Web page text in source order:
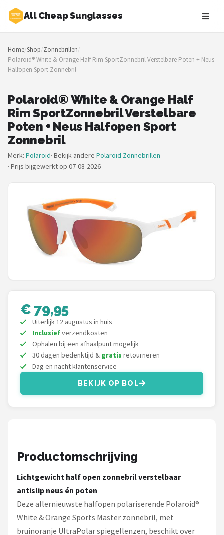
All Cheap Sunglasses
Zoeken
NAVIGATIE
Shop
Merken
Blog
Zonnebrillen
Baby zonnebrillen
POPULAIRE MERKEN
Polaroid
Kingseven
Sinner
Montuurtjevoorjou
Fako Fashion®
Serengeti
Alle merken →
Home/Shop/Zonnebrillen/
Polaroid® White & Orange Half Rim SportZonnebril Verstelbare Poten + Neus
Halfopen Sport Zonnebril
Polaroid® White & Orange Half
Rim SportZonnebril Verstelbare
Poten + Neus Halfopen Sport
Zonnebril
Merk: Polaroid· Bekijk andere Polaroid Zonnebrillen
· Prijs bijgewerkt op 07-08-2026
€ 79,95
Uiterlijk 12 augustus in huis
Inclusiefverzendkosten
Ophalen bij een afhaalpunt mogelijk
30 dagen bedenktijd & gratis retourneren
Dag en nacht klantenservice
BEKIJK OP BOL
Productomschrijving
Lichtgewicht half open zonnebril verstelbaar
antislip neus én poten
Deze allernieuwste halfopen polariserende Polaroid®
White & Orange Sports Master zonnebril, met
bruinoranje UltraPolar spiegellenzen, beschikt over